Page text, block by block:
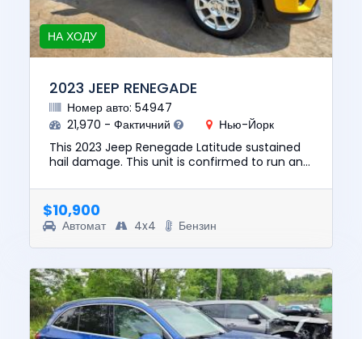
НА ХОДУ
2023 JEEP RENEGADE
Номер авто: 54947
21,970 - Фактичний
Нью-Йорк
This 2023 Jeep Renegade Latitude sustained
hail damage. This unit is confirmed to run and
was $16732. This ...
$10,900
Автомат 4x4 Бензин